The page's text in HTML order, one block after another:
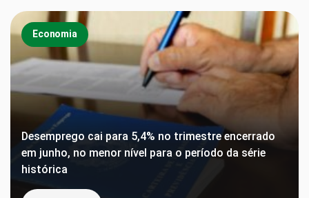
Economia
Desemprego cai para 5,4% no trimestre encerrado
em junho, no menor nível para o período da série
histórica